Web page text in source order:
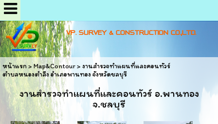
VP. SURVEY & CONSTRUCTION CO.,LTD.
หน้าแรก> Map&Contour> งานสำรวจทำแผนที่และคอนทัวร์
ตำบลหนองตำลึง อำเภอพานทอง จังหวัดชลบุรี
งานสำรวจทำแผนที่และคอนทัวร์ อ.พานทอง
จ.ชลบุรี